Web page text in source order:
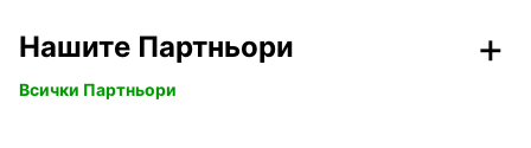
Нашите Партньори
Всички Партньори